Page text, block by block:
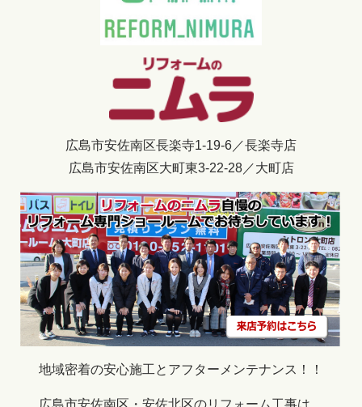
広島市安佐南区長楽寺1-19-6／長楽寺店
広島市安佐南区大町東3-22-28／大町店
地域密着の安心施工とアフターメンテナンス！！